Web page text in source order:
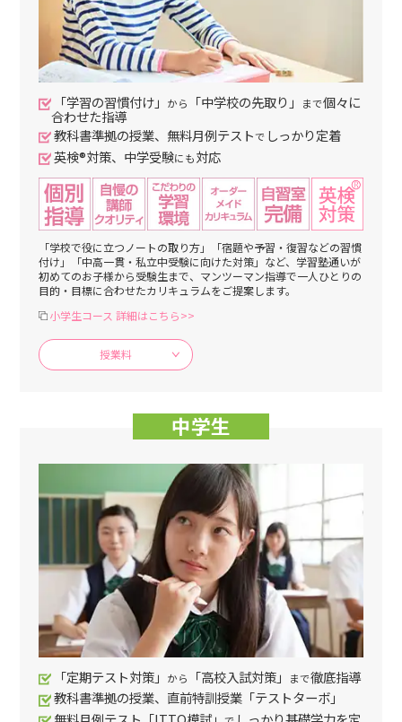
「学習の習慣付け」 から 「中学校の先取り」 まで個々に
合わせた指導
教科書準拠の授業、無料月例テストで しっかり定着
英検®対策、中学受験にも対応
「学校で役に立つノートの取り方」「宿題や予習・復習などの習慣
付け」「中高一貫・私立中受験に向けた対策」など、学習塾通いが
初めてのお子様から受験生まで、マンツーマン指導で一人ひとりの
目的・目標に合わせたカリキュラムをご提案します。
小学生コース 詳細はこちら>>
授業料
中学生
「定期テスト対策」 から 「高校入試対策」 まで徹底指導
教科書準拠の授業、直前特訓授業「テストターボ」